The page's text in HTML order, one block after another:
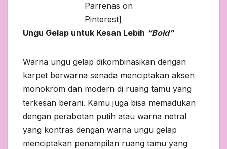
Parrenas on
Pinterest]
Ungu Gelap untuk Kesan Lebih “Bold”
Warna ungu gelap dikombinasikan dengan
karpet berwarna senada menciptakan aksen
monokrom dan modern di ruang tamu yang
terkesan berani. Kamu juga bisa memadukan
dengan perabotan putih atau warna netral
yang kontras dengan warna ungu gelap
menciptakan penampilan ruang tamu yang